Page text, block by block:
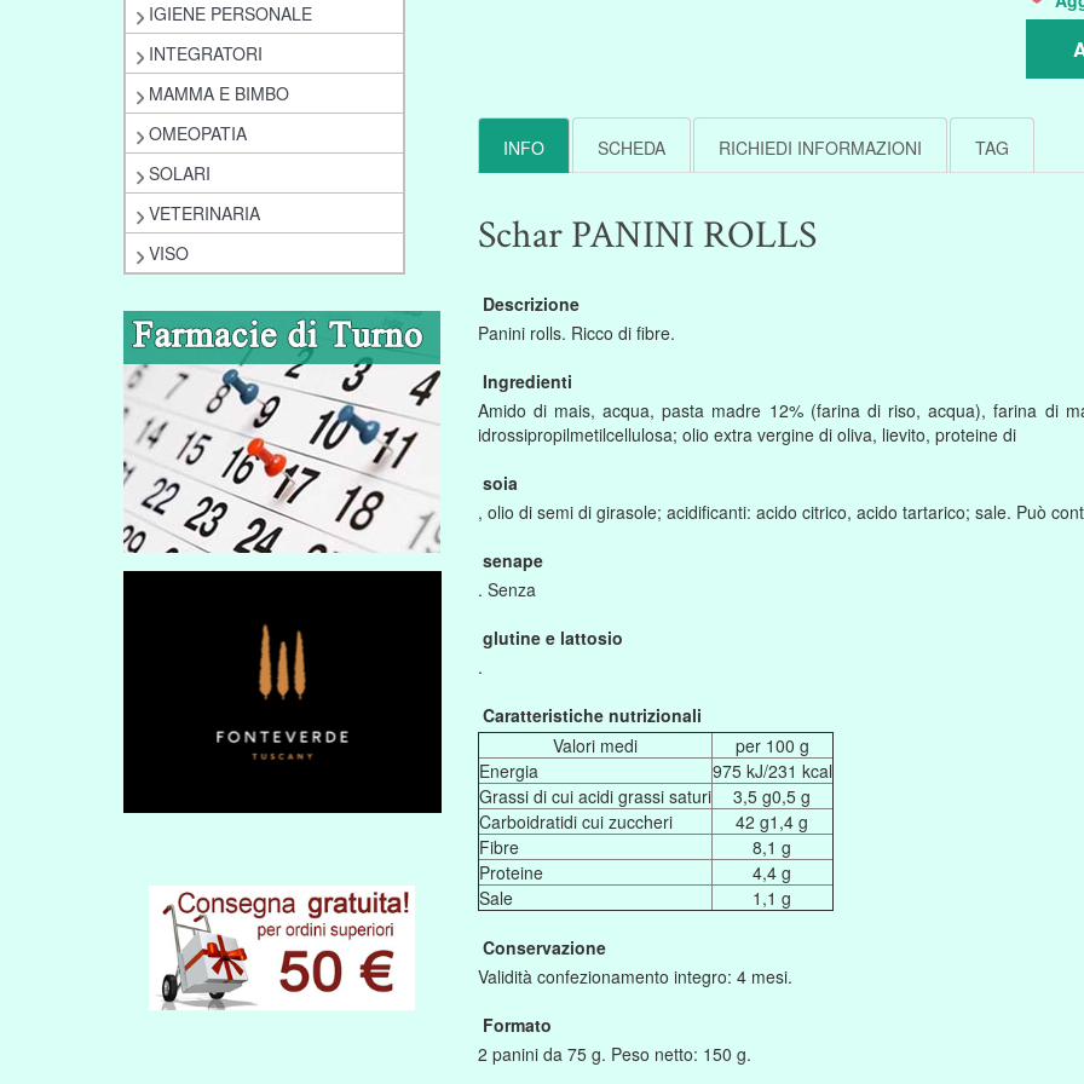
INFO SCHEDA RICHIEDI INFORMAZIONI TAG
Schar PANINI ROLLS
Descrizione
Panini rolls. Ricco di fibre.
Ingredienti
Amido di mais, acqua, pasta madre 12% (farina di riso, acqua), farina di
idrossipropilmetilcellulosa; olio extra vergine di oliva, lievito, proteine di
soia
, olio di semi di girasole; acidificanti: acido citrico, acido tartarico; sale. Può
senape
. Senza
glutine e lattosio
.
Caratteristiche nutrizionali
Valori medi
per 100 g
Energia
975 kJ/231 kcal
Grassi di cui acidi grassi saturi
3,5 g0,5 g
Carboidratidi cui zuccheri
42 g1,4 g
Fibre
8,1 g
Proteine
4,4 g
Sale
1,1 g
Conservazione
Validità confezionamento integro: 4 mesi.
Formato
2 panini da 75 g. Peso netto: 150 g.
IGIENE PERSONALE
INTEGRATORI
MAMMA E BIMBO
OMEOPATIA
SOLARI
VETERINARIA
VISO